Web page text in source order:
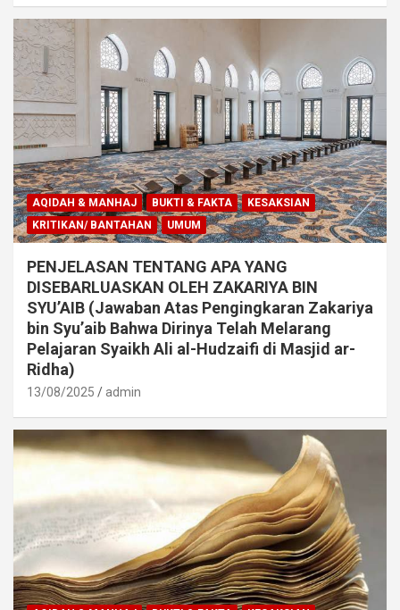
AQIDAH & MANHAJ BUKTI & FAKTA
KESAKSIAN
KRITIKAN/ BANTAHAN
UMUM
PENJELASAN TENTANG APA YANG
DISEBARLUASKAN OLEH ZAKARIYA BIN
SYU’AIB (Jawaban Atas Pengingkaran Zakariya
bin Syu’aib Bahwa Dirinya Telah Melarang
Pelajaran Syaikh Ali al-Hudzaifi di Masjid ar-
Ridha)
13/08/2025 admin